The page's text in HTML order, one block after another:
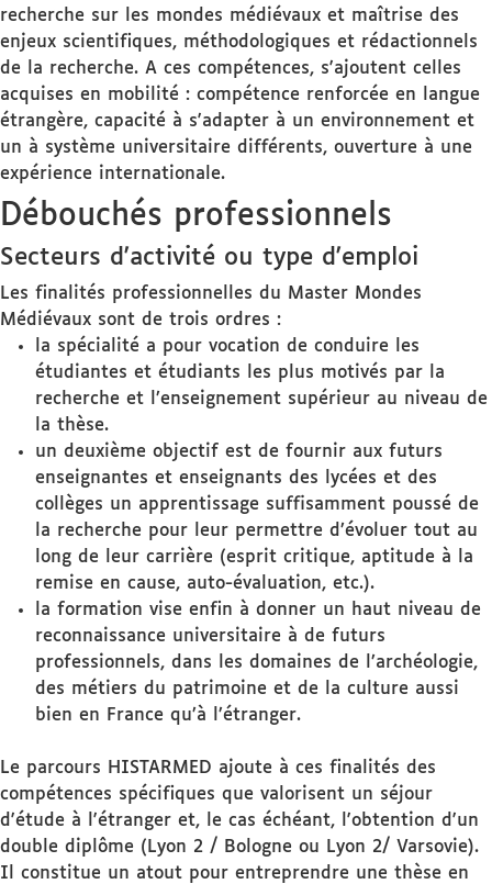
recherche sur les mondes médiévaux et maîtrise des
enjeux scientifiques, méthodologiques et rédactionnels
de la recherche. A ces compétences, s'ajoutent celles
acquises en mobilité : compétence renforcée en langue
étrangère, capacité à s'adapter à un environnement et
un à système universitaire différents, ouverture à une
expérience internationale.
Débouchés professionnels
Secteurs d'activité ou type d'emploi
Les finalités professionnelles du Master Mondes
Médiévaux sont de trois ordres :
la spécialité a pour vocation de conduire les
étudiantes et étudiants les plus motivés par la
recherche et l’enseignement supérieur au niveau de
la thèse.
un deuxième objectif est de fournir aux futurs
enseignantes et enseignants des lycées et des
collèges un apprentissage suffisamment poussé de
la recherche pour leur permettre d’évoluer tout au
long de leur carrière (esprit critique, aptitude à la
remise en cause, auto-évaluation, etc.).
la formation vise enfin à donner un haut niveau de
reconnaissance universitaire à de futurs
professionnels, dans les domaines de l’archéologie,
des métiers du patrimoine et de la culture aussi
bien en France qu’à l’étranger.
Le parcours HISTARMED ajoute à ces finalités des
compétences spécifiques que valorisent un séjour
d'étude à l'étranger et, le cas échéant, l'obtention d'un
double diplôme (Lyon 2 / Bologne ou Lyon 2/ Varsovie).
Il constitue un atout pour entreprendre une thèse en